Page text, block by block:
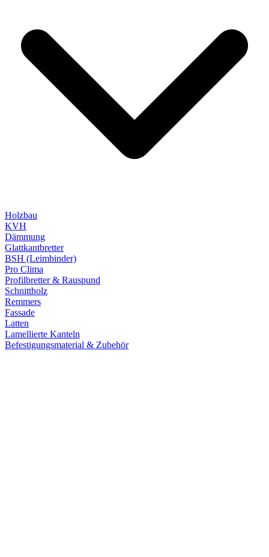
Holzbau
KVH
Dämmung
Glattkantbretter
BSH (Leimbinder)
Pro Clima
Profilbretter & Rauspund
Schnittholz
Remmers
Fassade
Latten
Lamellierte Kanteln
Befestigungsmaterial & Zubehör